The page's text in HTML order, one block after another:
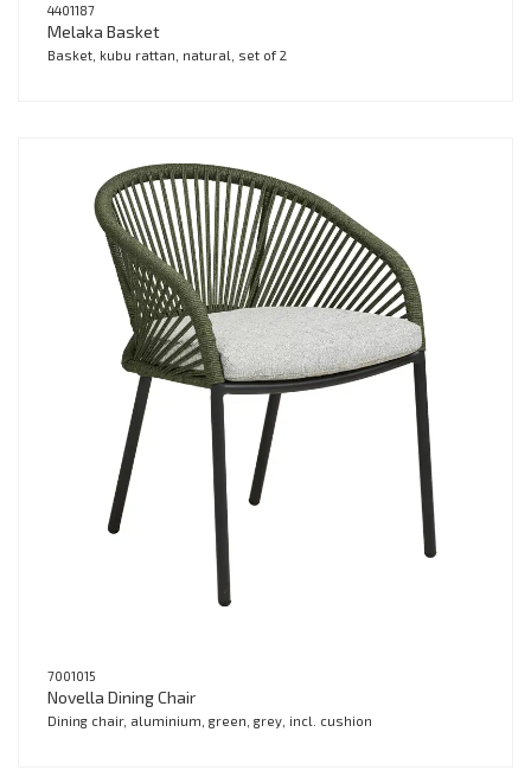
4401187
Melaka Basket
Basket, kubu rattan, natural, set of 2
7001015
Novella Dining Chair
Dining chair, aluminium, green, grey, incl. cushion